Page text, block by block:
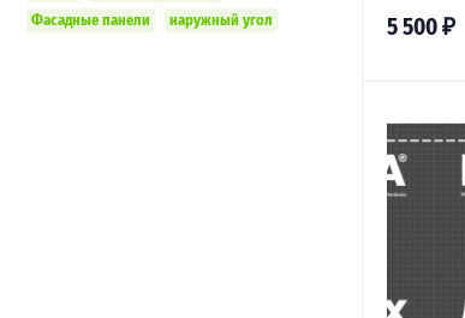
Фасадные панели
наружный угол 5 500₽